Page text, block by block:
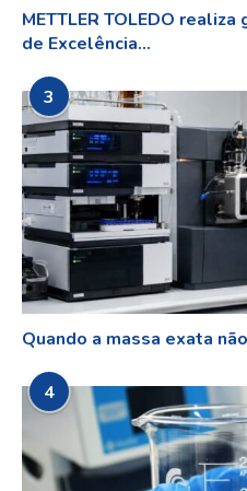
METTLER TOLEDO
de Excelência...
3
Quando a massa exata
4